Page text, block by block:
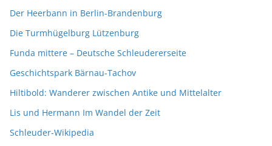
Der Heerbann in Berlin-Brandenburg
Die Turmhügelburg Lützenburg
Funda mittere – Deutsche Schleudererseite
Geschichtspark Bärnau-Tachov
Hiltibold: Wanderer zwischen Antike und Mittelalter
Lis und Hermann Im Wandel der Zeit
Schleuder-Wikipedia